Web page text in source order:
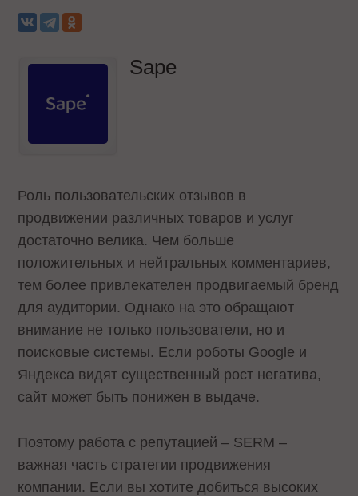
Sape
Роль пользовательских отзывов в
продвижении различных товаров и услуг
достаточно велика. Чем больше
положительных и нейтральных комментариев,
тем более привлекателен продвигаемый бренд
для аудитории. Однако на это обращают
внимание не только пользователи, но и
поисковые системы. Если роботы Google и
Яндекса видят существенный рост негатива,
сайт может быть понижен в выдаче.
Поэтому работа с репутацией – SERM –
важная часть стратегии продвижения
компании. Если вы хотите добиться высоких